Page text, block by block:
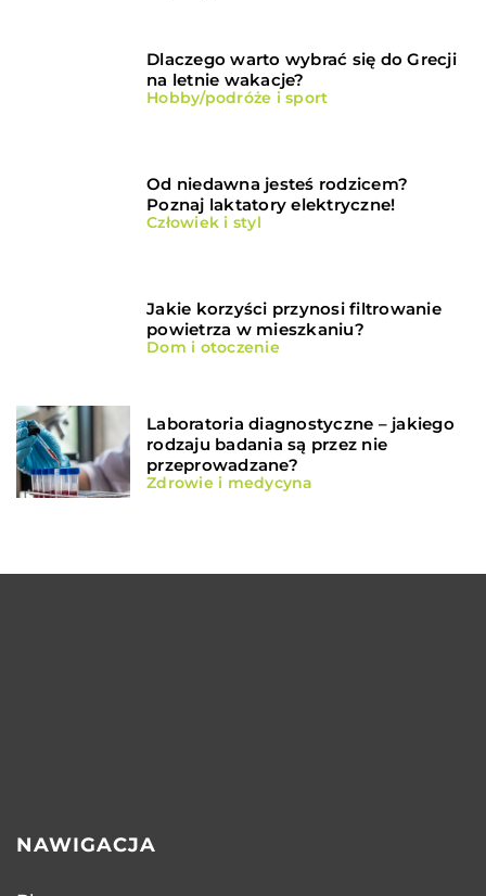
Dlaczego warto wybrać się do Grecji
na letnie wakacje?
Hobby/podróże i sport
Od niedawna jesteś rodzicem?
Poznaj laktatory elektryczne!
Człowiek i styl
Jakie korzyści przynosi filtrowanie
powietrza w mieszkaniu?
Dom i otoczenie
Laboratoria diagnostyczne – jakiego
rodzaju badania są przez nie
przeprowadzane?
Zdrowie i medycyna
NAWIGACJA